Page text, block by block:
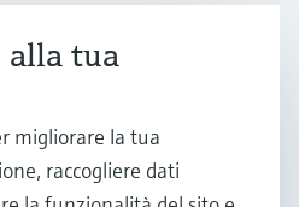
alla tua
migliorare la tua
raccogliere dati